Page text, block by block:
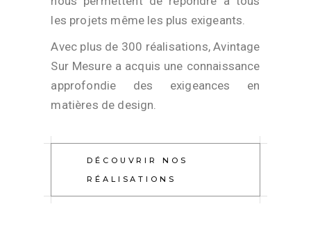
les projets même les plus exigeants.
Avec plus de 300 réalisations, Avintage
Sur Mesure a acquis une connaissance
approfondie des exigeances en
matières de design.
DÉCOUVRIR NOS
RÉALISATIONS